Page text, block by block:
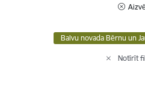
Balvu novada Bērnu un
Notīrīt